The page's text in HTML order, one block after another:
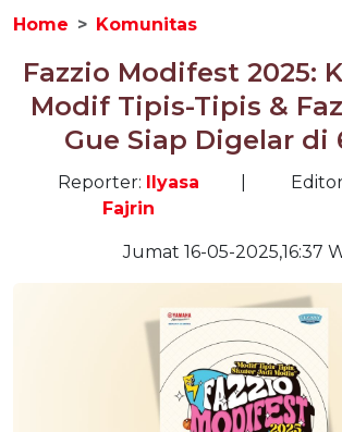
Home Komunitas
Fazzio Modifest 2025:
Modif Tipis-Tipis &
Gue Siap Digelar di
Reporter: Ilyasa
Fajrin
Jumat 16-05-2025,16:37